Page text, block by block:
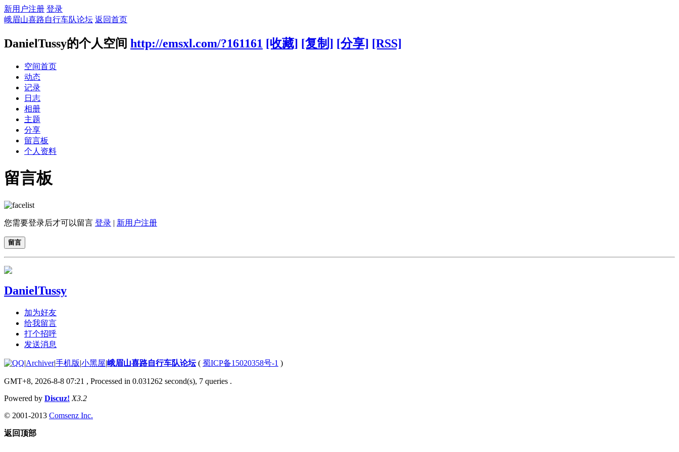
新用户注册 登录
峨眉山喜路自行车队论坛 返回首页
DanielTussy的个人空间 http://emsxl.com/?161161 [收藏] [复制] [分享] [RSS]
空间首页
动态
记录
日志
相册
主题
分享
留言板
个人资料
留言板
您需要登录后才可以留言 登录 | 新用户注册
留言
DanielTussy
加为好友
给我留言
打个招呼
发送消息
|Archiver|手机版|小黑屋|峨眉山喜路自行车队论坛( 蜀ICP备15020358号-1 )
GMT+8, 2026-8-8 07:21 , Processed in 0.031262 second(s), 7 queries .
Powered by Discuz! X3.2
© 2001-2013 Comsenz Inc.
返回顶部